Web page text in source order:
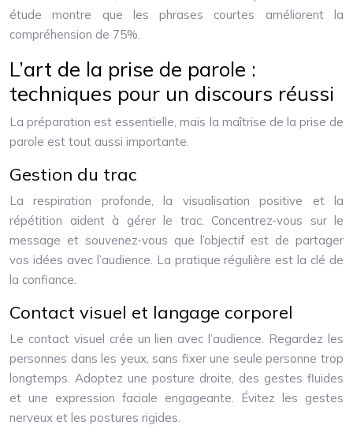
étude montre que les phrases courtes améliorent la
compréhension de 75%.
L’art de la prise de parole :
techniques pour un discours réussi
La préparation est essentielle, mais la maîtrise de la prise de
parole est tout aussi importante.
Gestion du trac
La respiration profonde, la visualisation positive et la
répétition aident à gérer le trac. Concentrez-vous sur le
message et souvenez-vous que l’objectif est de partager
vos idées avec l’audience. La pratique régulière est la clé de
la confiance.
Contact visuel et langage corporel
Le contact visuel crée un lien avec l’audience. Regardez les
personnes dans les yeux, sans fixer une seule personne trop
longtemps. Adoptez une posture droite, des gestes fluides
et une expression faciale engageante. Évitez les gestes
nerveux et les postures rigides.